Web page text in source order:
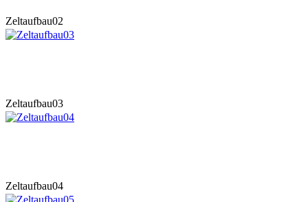
Zeltaufbau02
Zeltaufbau03
Zeltaufbau04